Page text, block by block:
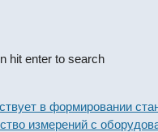
hit enter to search
в формировании
с